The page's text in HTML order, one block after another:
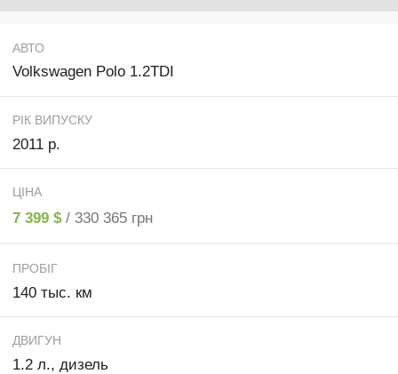
АВТО
Volkswagen Polo 1.2TDI
РІК ВИПУСКУ
2011 р.
ЦІНА
7 399 $ / 330 365 грн
ПРОБІГ
140 тыс. км
ДВИГУН
1.2 л., дизель